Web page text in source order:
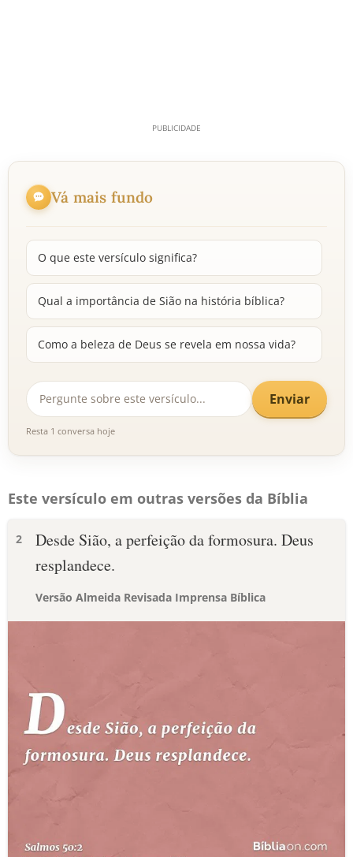
Vá mais fundo
O que este versículo significa?
Qual a importância de Sião na história bíblica?
Como a beleza de Deus se revela em nossa vida?
Enviar
Resta 1 conversa hoje
Este versículo em outras versões da Bíblia
2
Desde Sião, a perfeição da formosura. Deus
resplandece.
Versão Almeida Revisada Imprensa Bíblica